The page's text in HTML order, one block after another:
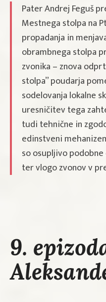
Pater Andrej Feguš
Mestnega stolpa na
propadanja in
obrambnega stolpa
zvonika – znova
stolpa” poudarja
sodelovanja lokalne
uresničitev tega
tudi tehnične in
edinstveni
so osupljivo
ter vlogo zvonov v
9.